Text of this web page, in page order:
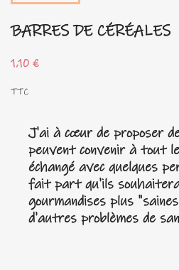
BARRES DE CÉRÉALES
1,10 €
TTC
J'ai à cœur de proposer
peuvent convenir à tout
échangé avec quelques
fait part qu'ils
gourmandises plus
d'autres problèmes de